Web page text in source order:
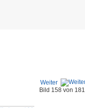
Weiter
Bild 158 von 181